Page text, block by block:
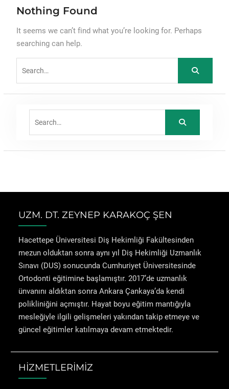
Nothing Found
It seems we can’t find what you’re looking for. Perhaps
searching can help.
for:
for:
UZM. DT. ZEYNEP KARAKOÇ ŞEN
Hacettepe Üniversitesi Diş Hekimliği Fakültesinden
mezun olduktan sonra aynı yıl Diş Hekimliği Uzmanlık
Sınavı (DUS) sonucunda Cumhuriyet Üniversitesinde
Ortodonti eğitimine başlamıştır. 2017’de uzmanlık
ünvanını aldıktan sonra Ankara Çankaya’da kendi
polikliniğini açmıştır. Hayat boyu eğitim mantığıyla
mesleğiyle ilgili gelişmeleri yakından takip etmeye ve
güncel eğitimler katılmaya devam etmektedir.
HİZMETLERİMİZ